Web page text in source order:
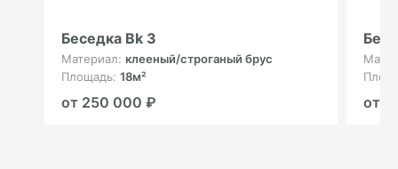
Беседка Bk 3
Материал: клееный/строганый брус
Площадь: 18м²
от 250 000 ₽ от